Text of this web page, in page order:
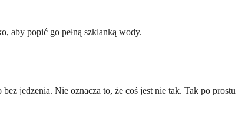
aby popić go pełną szklanką wody.
jedzenia. Nie oznacza to, że coś jest nie tak. Tak po prostu